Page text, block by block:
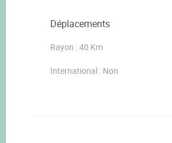
Déplacements
Rayon : 40 Km
International : Non